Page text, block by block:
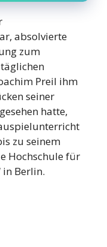
absolvierte
zum
Preil ihm
seiner
hatte,
zu seinem
Hochschule für
in Berlin.